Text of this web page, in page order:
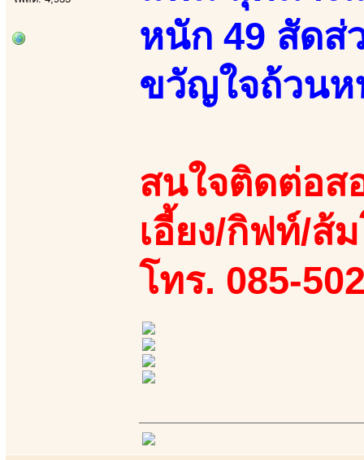
หนัก 49 สัดส่
ขวัญใจถ้วนห
สนใจติดต่อส
เอี้ยง/กิฟท์/ส้
โทร. 085-